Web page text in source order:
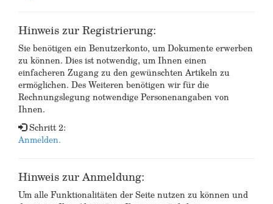
Hinweis zur Registrierung:
Sie benötigen ein Benutzerkonto, um Dokumente erwerben
zu können. Dies ist notwendig, um Ihnen einen
einfacheren Zugang zu den gewünschten Artikeln zu
ermöglichen. Des Weiteren benötigen wir für die
Rechnungslegung notwendige Personenangaben von
Ihnen.
Schritt 2:
Anmelden.
Hinweis zur Anmeldung:
Um alle Funktionalitäten der Seite nutzen zu können und